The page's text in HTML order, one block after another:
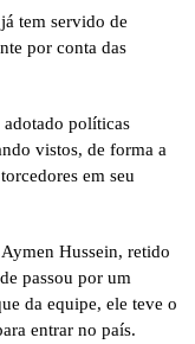
tem servido de
por conta das
políticas
vistos, de forma a
em seu
Hussein, retido
passou por um
da equipe, ele teve o
entrar no país.